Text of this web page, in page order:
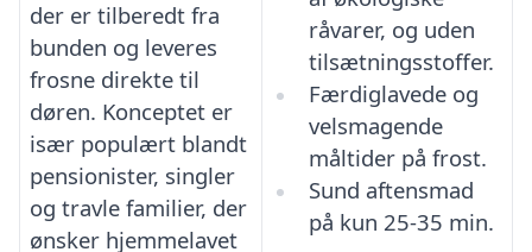
der er tilberedt fra
bunden og leveres
frosne direkte til
døren. Konceptet er
især populært blandt
pensionister, singler
og travle familier, der
ønsker hjemmelavet
råvarer, og uden
tilsætningsstoffer.
Færdiglavede og
velsmagende
måltider på frost.
Sund aftensmad
på kun 25-35 min.